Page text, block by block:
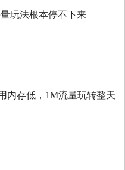
玩法根本停不下来
内存低， 1M流量玩转整天